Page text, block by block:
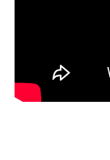
結婚指輪 シンプル